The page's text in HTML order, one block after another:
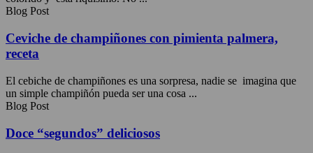
Blog Post
Ceviche de champiñones con pimienta palmera,
receta
El cebiche de champiñones es una sorpresa, nadie se imagina que
un simple champiñón pueda ser una cosa ...
Blog Post
Doce “segundos” deliciosos